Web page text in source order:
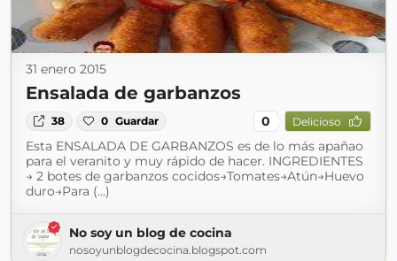
31 enero 2015
Ensalada de garbanzos
38 0 Guardar 0 Delicioso
Esta ENSALADA DE GARBANZOS es de lo más apañao
para el veranito y muy rápido de hacer. INGREDIENTES
→ 2 botes de garbanzos cocidos→Tomates→Atún→Huevo
duro→Para (...)
No soy un blog de cocina
nosoyunblogdecocina.blogspot.com